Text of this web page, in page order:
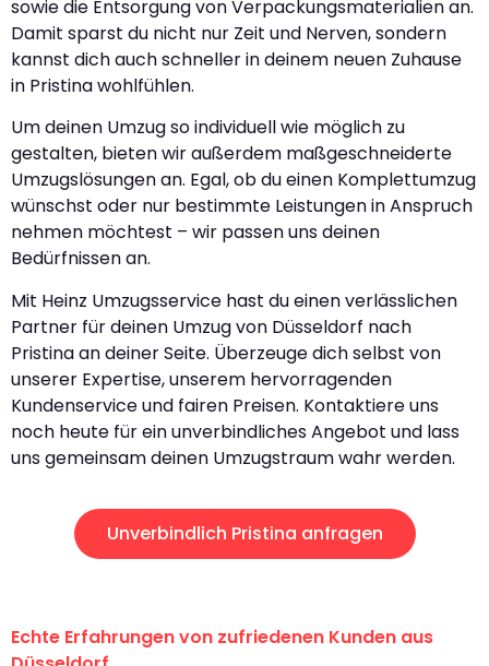
sowie die Entsorgung von Verpackungsmaterialien an.
Damit sparst du nicht nur Zeit und Nerven, sondern
kannst dich auch schneller in deinem neuen Zuhause
in Pristina wohlfühlen.
Um deinen Umzug so individuell wie möglich zu
gestalten, bieten wir außerdem maßgeschneiderte
Umzugslösungen an. Egal, ob du einen Komplettumzug
wünschst oder nur bestimmte Leistungen in Anspruch
nehmen möchtest – wir passen uns deinen
Bedürfnissen an.
Mit Heinz Umzugsservice hast du einen verlässlichen
Partner für deinen Umzug von Düsseldorf nach
Pristina an deiner Seite. Überzeuge dich selbst von
unserer Expertise, unserem hervorragenden
Kundenservice und fairen Preisen. Kontaktiere uns
noch heute für ein unverbindliches Angebot und lass
uns gemeinsam deinen Umzugstraum wahr werden.
Unverbindlich Pristina anfragen
Echte Erfahrungen von zufriedenen Kunden aus